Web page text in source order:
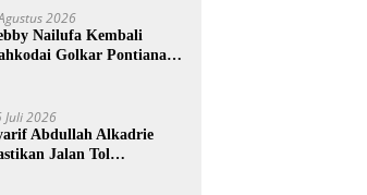
2026
Nailufa Kembali
Golkar Pontianak,
Juli 2026
Abdullah Alkadrie
Jalan Tol